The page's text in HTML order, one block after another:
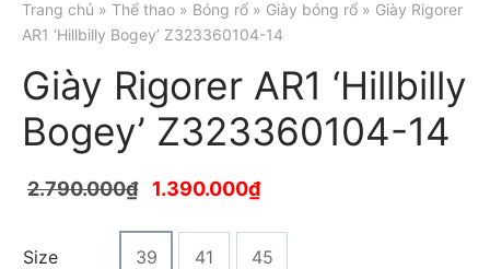
Trang chủ » Thể thao » Bóng rổ » Giày bóng rổ » Giày Rigorer
AR1 ‘Hillbilly Bogey’ Z323360104-14
Giày Rigorer AR1 ‘Hillbilly
Bogey’ Z323360104-14
2.790.000₫ 1.390.000₫
Size 39 41 45